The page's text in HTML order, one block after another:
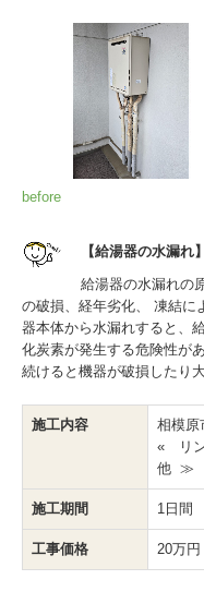
before
【給湯器の水漏れ】
給湯器の水漏れの
の破損、経年劣化、 凍結に
器本体から水漏れすると、
化炭素が発生する危険性が
続けると機器が破損したり
施工内容
相模
« リン
他 ≫
施工期間 1日間
工事価格 20万円